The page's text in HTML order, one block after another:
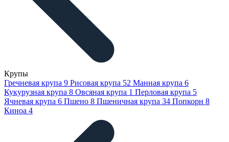
Крупы
Гречневая крупа 9 Рисовая крупа 52 Манная крупа 6
Кукурузная крупа 8 Овсяная крупа 1 Перловая крупа 5
Ячневая крупа 6 Пшено 8 Пшеничная крупа 34 Попкорн 8
Киноа 4